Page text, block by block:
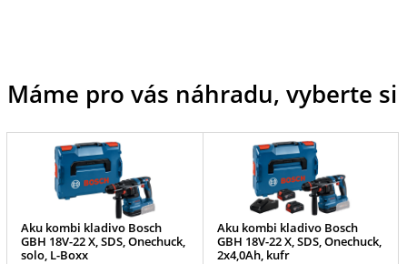
Máme pro vás náhradu, vyberte si
Aku kombi kladivo Bosch
GBH 18V-22 X, SDS, Onechuck,
solo, L-Boxx
Aku kombi kladivo Bosch
GBH 18V-22 X, SDS, Onechuck,
2x4,0Ah, kufr